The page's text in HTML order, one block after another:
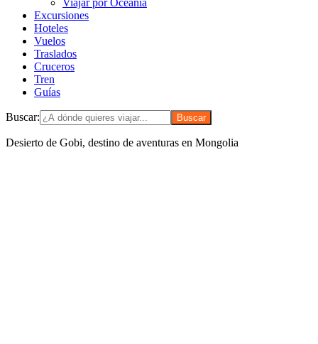
Viajar por Oceanía
Excursiones
Hoteles
Vuelos
Traslados
Cruceros
Tren
Guías
Buscar:
Desierto de Gobi, destino de aventuras en Mongolia